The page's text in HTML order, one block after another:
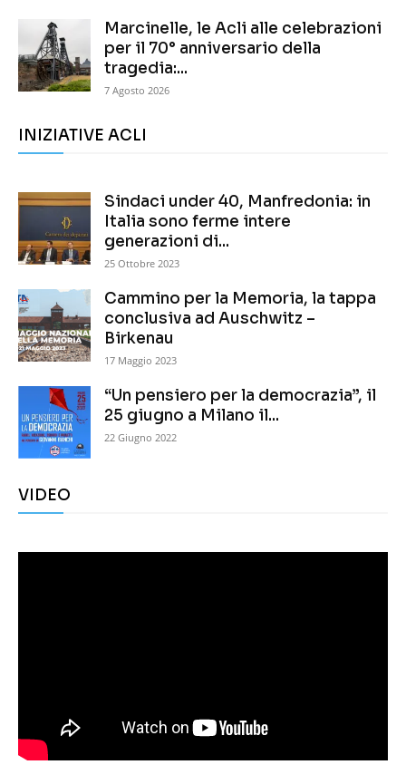
Marcinelle, le Acli alle celebrazioni
per il 70° anniversario della
tragedia:...
7 Agosto 2026
INIZIATIVE ACLI
Sindaci under 40, Manfredonia: in
Italia sono ferme intere
generazioni di...
25 Ottobre 2023
Cammino per la Memoria, la tappa
conclusiva ad Auschwitz –
Birkenau
17 Maggio 2023
“Un pensiero per la democrazia”, il
25 giugno a Milano il...
22 Giugno 2022
VIDEO